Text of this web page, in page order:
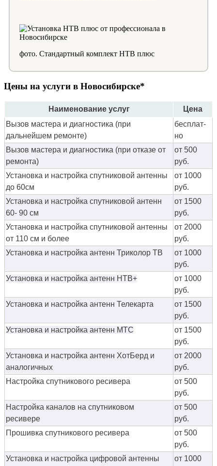
фото. Стандартный комплект НТВ плюс
Цены на услуги в Новосибирске*
Наименование услуг
Цена
Вызов мастера и диагностика (при
дальнейшем ремонте)
бес­плат­
но
Вызов мастера и диагностика (при отказе от
ремонта)
от 500
руб.
Установка и настройка спутниковой антенны
до 60см
от 1000
руб.
Установка и настройка спутниковой антенн
60- 90 см
от 1500
руб.
Установка и настройка спутниковой антенны
от 110 см и более
от 2000
руб.
Установка и настройка антенн Триколор ТВ
от 1000
руб.
Установка и настройка антенн НТВ+
от 1000
руб.
Установка и настройка антенн Телекарта
от 1500
руб.
Установка и настройка антенн МТС
от 1500
руб.
Установка и настройка антенн ХотБерд и
аналогичных
от 2000
руб.
Настройка спутникового ресивера
от 500
руб.
Настройка каналов на спутниковом
ресивере
от 500
руб.
Прошивка спутникового ресивера
от 500
руб.
Установка и настройка цифровой антенны
от 1000